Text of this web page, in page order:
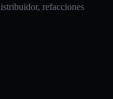
refacciones